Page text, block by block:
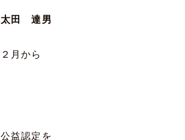
太田 達男
月から
益認定を